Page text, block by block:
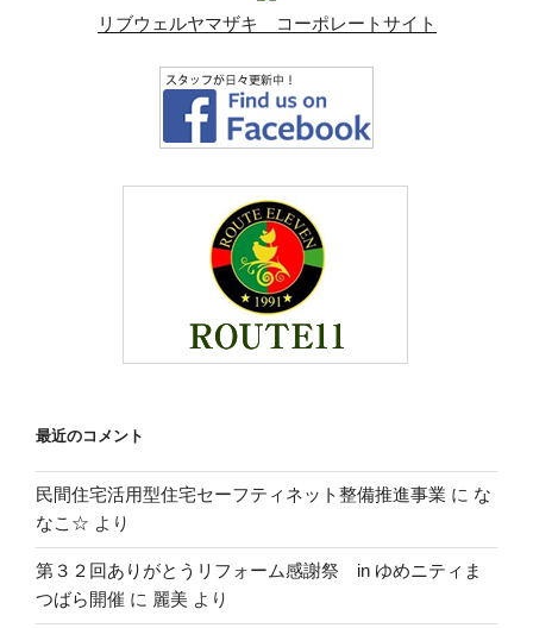
リブウェルヤマザキ コーポレートサイト
最近のコメント
民間住宅活用型住宅セーフティネット整備推進事業 に な
なこ☆ より
第３２回ありがとうリフォーム感謝祭 in ゆめニティま
つばら開催 に 麗美 より